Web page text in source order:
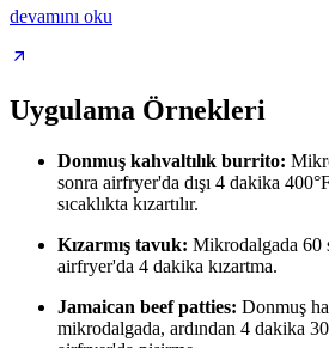
devamını oku
Uygulama Örnekleri
Donmuş kahvaltılık burrito:
sonra airfryer'da dışı 4 dakika
sıcaklıkta kızartılır.
Kızarmış tavuk: Mikrodalgada 60
airfryer'da 4 dakika kızartma.
Jamaican beef patties: Donmuş
mikrodalgada, ardından 4 dakika